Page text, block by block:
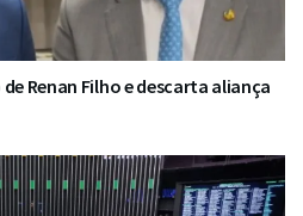
Renan Filho e descarta aliança